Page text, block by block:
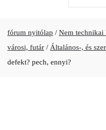
fórum nyitólap / Nem technikai
városi, futár / Általános-, és
defekt? pech, ennyi?